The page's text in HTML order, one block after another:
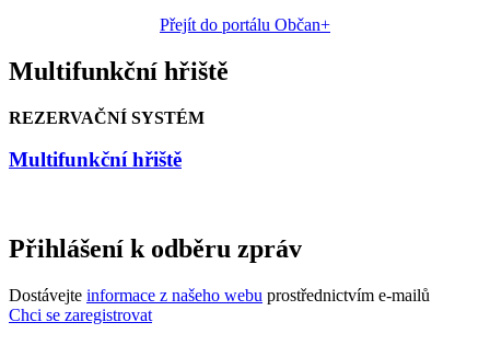
Přejít do portálu Občan+
Multifunkční hřiště
REZERVAČNÍ SYSTÉM
Multifunkční hřiště
Přihlášení k odběru zpráv
Dostávejte informace z našeho webu prostřednictvím e-mailů
Chci se zaregistrovat